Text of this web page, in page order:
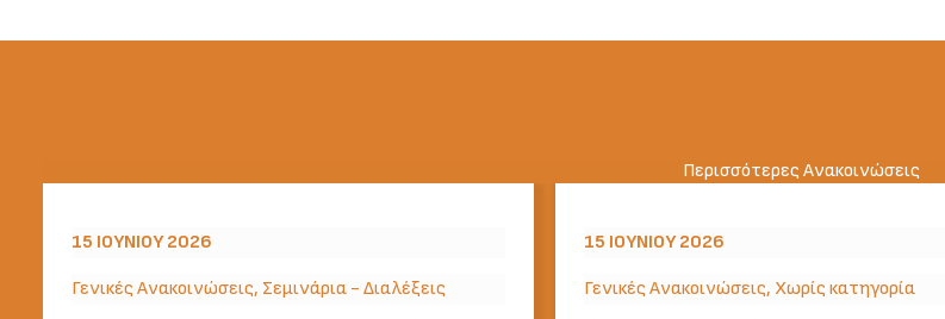
Περισσότερες Ανακοινώσεις
15 ΙΟΥΝΊΟΥ 2026
Γενικές Ανακοινώσεις, Σεμινάρια - Διαλέξεις
15 ΙΟΥΝΊΟΥ 2026
Γενικές Ανακοινώσεις, Χωρίς κατηγορία